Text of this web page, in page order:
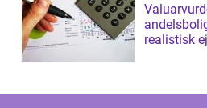
realistisk